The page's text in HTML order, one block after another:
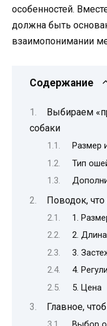
особенностей.
должна быть
взаимопонимании
Содержание
Выбираем
собаки
Размер
Тип
Поводок,
1.
2.
3.
4.
5. Цена
Главное,